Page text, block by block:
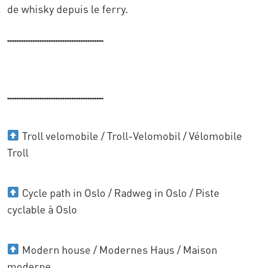
de whisky depuis le ferry.
Troll velomobile / Troll-Velomobil / Vélomobile
Troll
Cycle path in Oslo / Radweg in Oslo / Piste
cyclable à Oslo
Modern house / Modernes Haus / Maison